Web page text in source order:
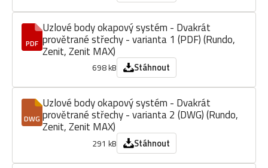
PDF
Uzlové body okapový systém - Dvakrát
provětrané střechy - varianta 1 (PDF) (Rundo,
Zenit, Zenit MAX)
698 kB Stáhnout
DWG
Uzlové body okapový systém - Dvakrát
provětrané střechy - varianta 2 (DWG) (Rundo,
Zenit, Zenit MAX)
291 kB Stáhnout